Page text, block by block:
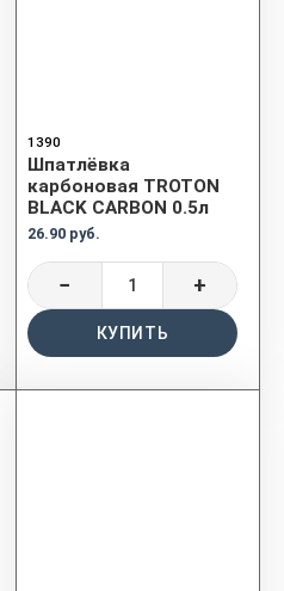
1390
Шпатлёвка
карбоновая TROTON
BLACK CARBON 0.5л
26.90 руб.
− +
КУПИТЬ